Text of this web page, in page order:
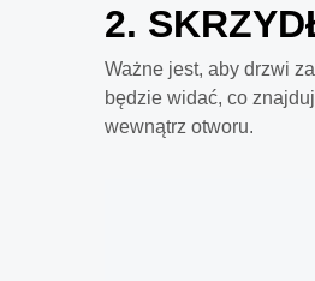
2.
Ważne jest, aby drzwi
będzie widać, co
wewnątrz otworu.